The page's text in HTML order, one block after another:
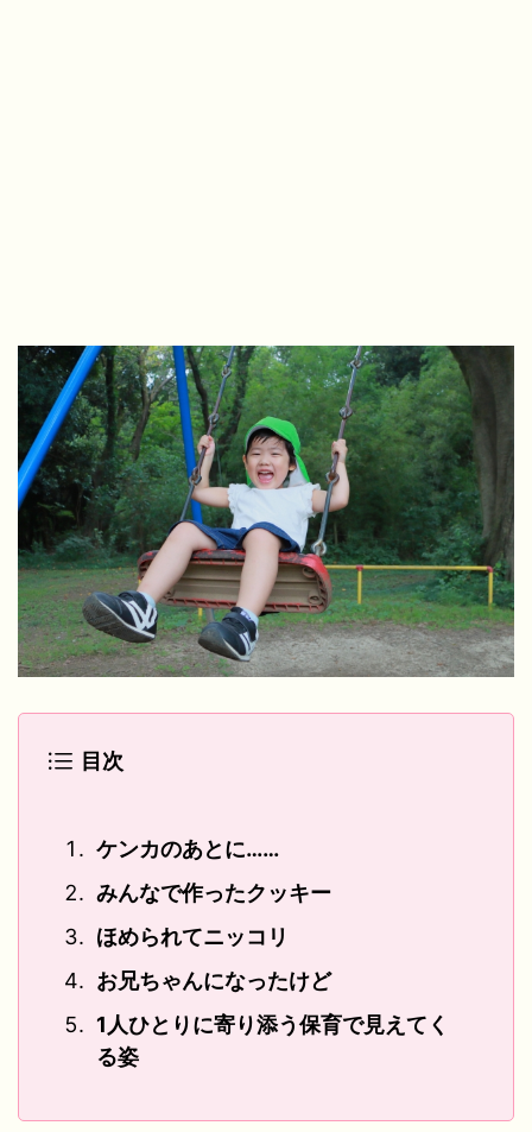
目次
ケンカのあとに……
みんなで作ったクッキー
ほめられてニッコリ
お兄ちゃんになったけど
1人ひとりに寄り添う保育で見えてく
る姿